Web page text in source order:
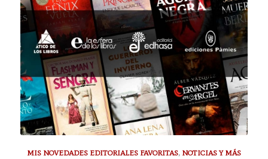
MIS NOVEDADES EDITORIALES FAVORITAS, NOTICIAS Y MÁS